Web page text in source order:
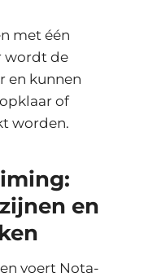
met één
wordt de
en kunnen
of
worden.
en
voert Nota-